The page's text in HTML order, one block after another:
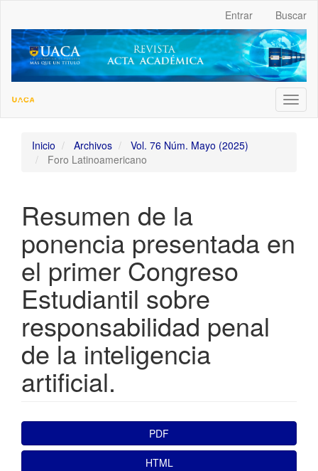
##plugins.themes.bootstrap3.accessible_menu.main_content##
##plugins.themes.bootstrap3.accessible_menu.sidebar##
Entrar Buscar
Inicio Archivos
Vol. 76 Núm. Mayo (2025)
Foro Latinoamericano
Resumen de la
ponencia presentada en
el primer Congreso
Estudiantil sobre
responsabilidad penal
de la inteligencia
artificial.
PDF
HTML